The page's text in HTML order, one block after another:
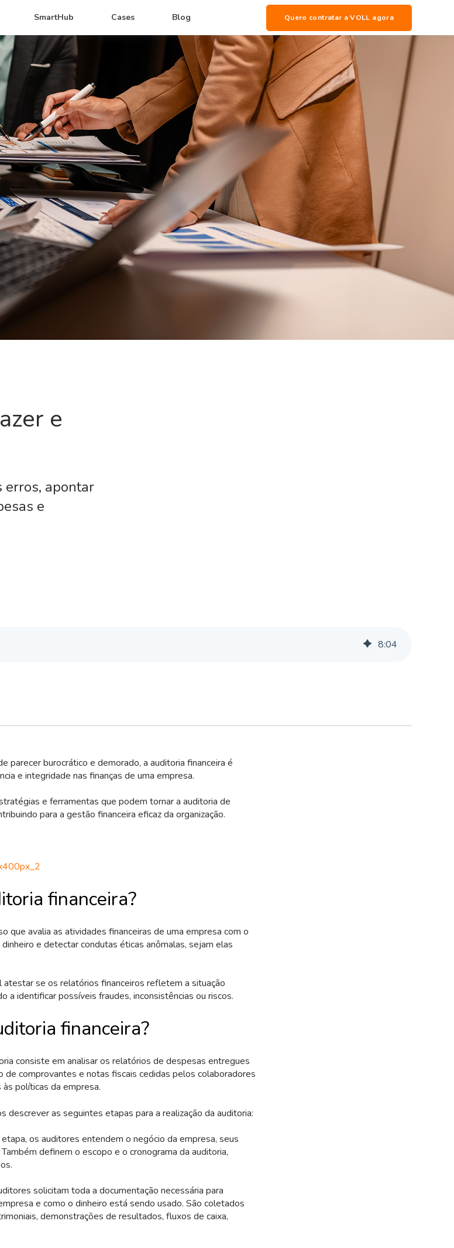
SmartHub Cases Blog Quero contratar a VOLL agora
e
erros, apontar
e
8:04
parecer burocrático e demorado, a auditoria financeira é
e integridade nas finanças de uma empresa.
e ferramentas que podem tornar a auditoria de
para a gestão financeira eficaz da organização.
financeira?
que avalia as atividades financeiras de uma empresa com o
e detectar condutas éticas anômalas, sejam elas
se os relatórios financeiros refletem a situação
a identificar possíveis fraudes, inconsistências ou riscos.
financeira?
consiste em analisar os relatórios de despesas entregues
de comprovantes e notas fiscais cedidas pelos colaboradores
políticas da empresa.
descrever as seguintes etapas para a realização da auditoria:
os auditores entendem o negócio da empresa, seus
definem o escopo e o cronograma da auditoria,
solicitam toda a documentação necessária para
e como o dinheiro está sendo usado. São coletados
demonstrações de resultados, fluxos de caixa,